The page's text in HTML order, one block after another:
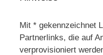
Mit * gekennzeichnet
Partnerlinks, die auf
verprovisioniert